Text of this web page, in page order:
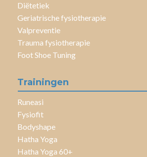
Diëtetiek
Geriatrische fysiotherapie
Valpreventie
Trauma fysiotherapie
Foot Shoe Tuning
Trainingen
Runeasi
Fysiofit
Bodyshape
Hatha Yoga
Hatha Yoga 60+